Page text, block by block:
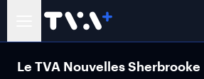
Le TVA Nouvelles Sherbrooke